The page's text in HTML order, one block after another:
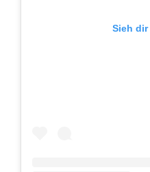
Sieh